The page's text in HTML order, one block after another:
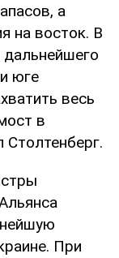
а
на восток. В
юге
весь
в
При